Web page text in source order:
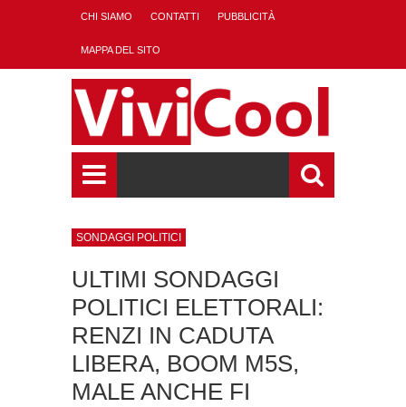
CHI SIAMO CONTATTI PUBBLICITÀ
MAPPA DEL SITO
SONDAGGI POLITICI
ULTIMI SONDAGGI
POLITICI ELETTORALI:
RENZI IN CADUTA
LIBERA, BOOM M5S,
MALE ANCHE FI